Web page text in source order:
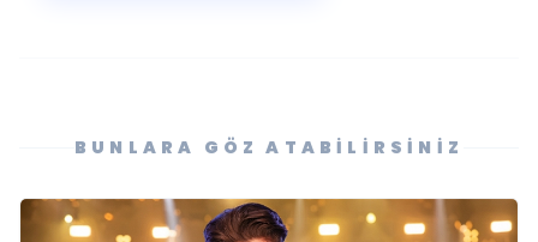
BUNLARA GÖZ ATABILIRSINIZ